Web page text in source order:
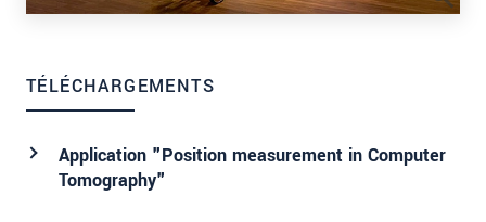
TÉLÉCHARGEMENTS
Application "Position measurement in Computer
Tomography"